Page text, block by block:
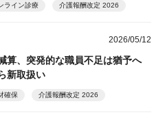
ライン診療 介護報酬改定 2026
2026/05/12
算、突発的な職員不足は猶予へ
新取扱い
確保 介護報酬改定 2026